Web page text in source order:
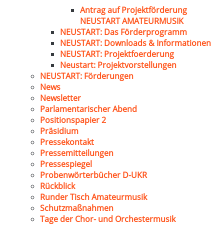
Antrag auf Projektförderung
NEUSTART AMATEURMUSIK
NEUSTART: Das Förderprogramm
NEUSTART: Downloads & Informationen
NEUSTART: Projektfoerderung
Neustart: Projektvorstellungen
NEUSTART: Förderungen
News
Newsletter
Parlamentarischer Abend
Positionspapier 2
Präsidium
Pressekontakt
Pressemitteilungen
Pressespiegel
Probenwörterbücher D-UKR
Rückblick
Runder Tisch Amateurmusik
Schutzmaßnahmen
Tage der Chor- und Orchestermusik